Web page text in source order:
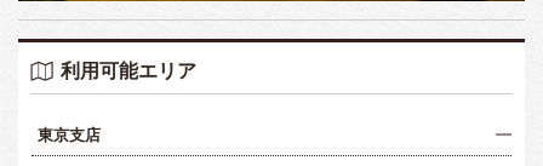
利用可能エリア
東京支店